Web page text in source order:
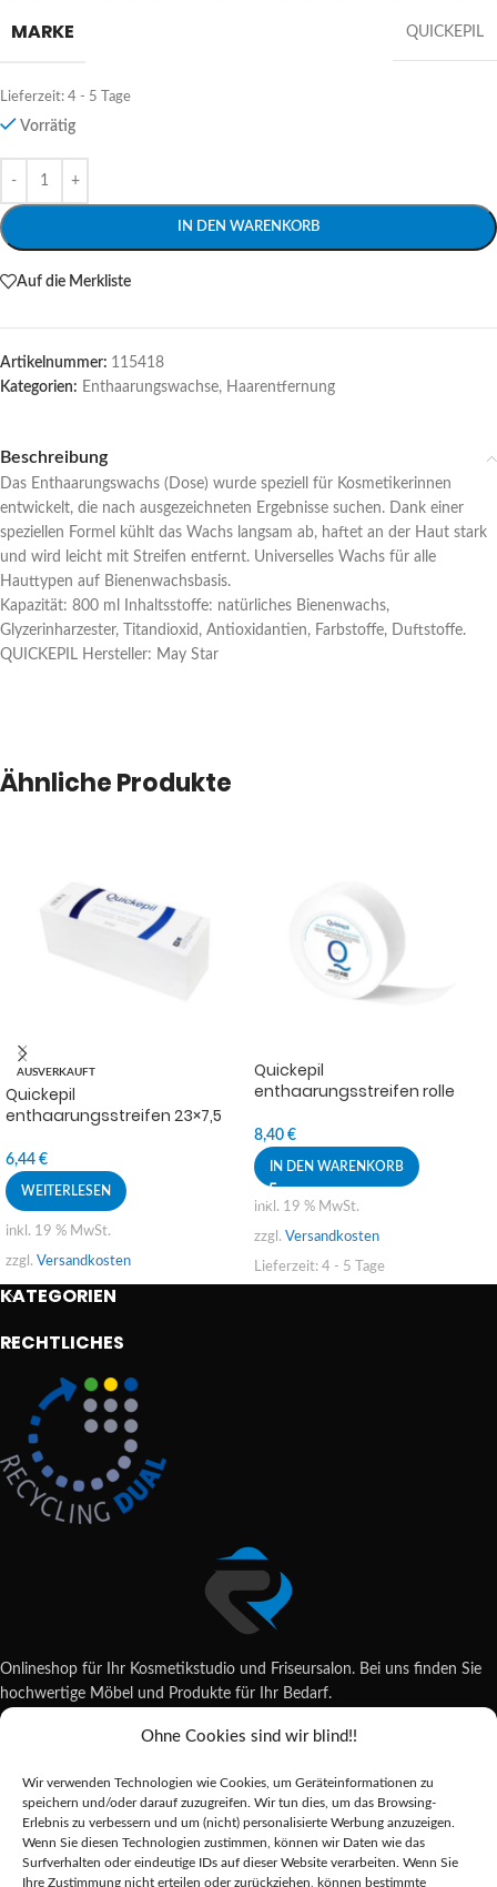
Ohne Cookies sind wir blind!!
Wir verwenden Technologien wie Cookies, um Geräteinformationen zu
speichern und/oder darauf zuzugreifen. Wir tun dies, um das Browsing-
Erlebnis zu verbessern und um (nicht) personalisierte Werbung anzuzeigen.
Wenn Sie diesen Technologien zustimmen, können wir Daten wie das
Surfverhalten oder eindeutige IDs auf dieser Website verarbeiten. Wenn Sie
Ihre Zustimmung nicht erteilen oder zurückziehen, können bestimmte
MARKE QUICKEPIL
Lieferzeit: 4 - 5 Tage
Vorrätig
IN DEN WARENKORB
Alternative:
Auf die Merkliste
Artikelnummer: 115418
Kategorien: Enthaarungswachse, Haarentfernung
Beschreibung
Das Enthaarungswachs (Dose) wurde speziell für Kosmetikerinnen
entwickelt, die nach ausgezeichneten Ergebnisse suchen. Dank einer
speziellen Formel kühlt das Wachs langsam ab, haftet an der Haut stark
und wird leicht mit Streifen entfernt. Universelles Wachs für alle
Hauttypen auf Bienenwachsbasis.
Kapazität: 800 ml Inhaltsstoffe: natürliches Bienenwachs,
Glyzerinharzester, Titandioxid, Antioxidantien, Farbstoffe, Duftstoffe.
QUICKEPIL Hersteller: May Star
Ähnliche Produkte
AUSVERKAUFT
Quickepil
enthaarungsstreifen 23×7,5
6,44 €
WEITERLESEN
inkl. 19 % MwSt.
zzgl. Versandkosten
Quickepil
enthaarungsstreifen rolle
8,40 €
IN DEN WARENKORB
inkl. 19 % MwSt.
zzgl. Versandkosten
Lieferzeit: 4 - 5 Tage
KATEGORIEN
RECHTLICHES
Onlineshop für Ihr Kosmetikstudio und Friseursalon. Bei uns finden Sie
hochwertige Möbel und Produkte für Ihr Bedarf.
Wildsachsener Str. 6, 65207 Wiesbaden
shop@reda-shop.de
REDA SHOP - Hochwertige Studio Ausstattung
2025.